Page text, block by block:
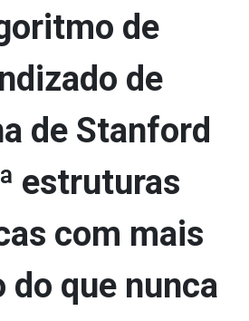
de
de
de Stanford
estruturas
com mais
do que nunca